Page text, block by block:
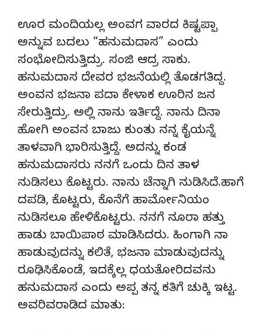
ಊರ ಮಂದಿಯಲ್ಲ ಅಂವಗ ವಾರದ ಕಿಷ್ಟಪ್ಪಾ
ಅನ್ನುವ ಬದಲು “ಹನುಮದಾಸ” ಎಂದು
ಸಂಭೋದಿಸುತ್ತಿದ್ರು. ಸಂಜಿ ಆದ್ರ ಸಾಕು.
ಹನುಮದಾಸ ದೇವರ ಭಜನೆಯಲ್ಲಿ ತೊಡಗತಿದ್ದ.
ಅಂವನ ಭಜನಾ ಪದಾ ಕೇಳಾಕ ಊರಿನ ಜನ
ಸೇರುತ್ತಿದ್ರು. ಅಲ್ಲಿ ನಾನು ಇರ್ತಿದ್ದೆ. ನಾನು ದಿನಾ
ಹೋಗಿ ಅಂವನ ಬಾಜು ಕುಂತು ನನ್ನ ಕೈಯನ್ನೆ
ತಾಳವಾಗಿ ಭಾರಿಸುತ್ತಿದ್ದೆ. ಅದನ್ನು ಕಂಡ
ಹನುಮದಾಸರು ನನಗೆ ಒಂದು ದಿನ ತಾಳ
ನುಡಿಸಲು ಕೊಟ್ಟರು. ನಾನು ಚೆನ್ನಾಗಿ ನುಡಿಸಿದೆ.ಹಾಗೆ
ದಪಡಿ, ಕೊಟ್ಟರು, ಕೊನೆಗೆ ಹಾರ್ಮೋನಿಯಂ
ನುಡಿಸಲೂ ಹೇಳಿಕೊಟ್ಟರು. ನನಗೆ ನೂರಾ ಹತ್ತು
ಹಾಡು ಬಾಯಿಪಾಠ ಮಾಡಿಸಿದರು. ಹಿಂಗಾಗಿ ನಾ
ಹಾಡುವುದನ್ನು ಕಲಿತೆ, ಭಜನಾ ಮಾಡುವುದನ್ನು
ರೂಢಿಸಿಕೊಂಡೆ, ಇದಕ್ಕೆಲ್ಲ ಧಯತೋರಿದವನು
ಹನುಮದಾಸ ಎಂದು ಅಪ್ಪ ತನ್ನ ಕತಿಗೆ ಚುಕ್ಕಿ ಇಟ್ಟ.
ಅವರಿವರಾಡಿದ ಮಾತು: